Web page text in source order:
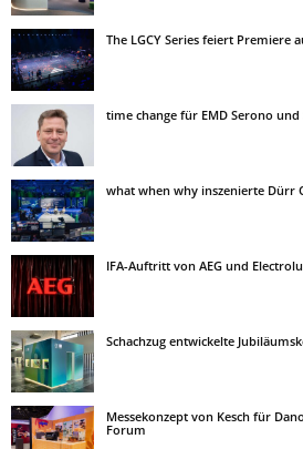
The LGCY Series feiert Premiere
time change für EMD Serono
what when why inszenierte Dürr
IFA-Auftritt von AEG und
Schachzug entwickelte
Messekonzept von Kesch für
Forum